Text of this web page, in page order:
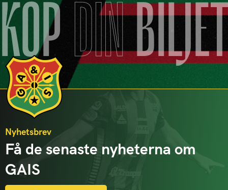
KÖPDIN
Nyhetsbrev
Få de senaste nyheterna om
GAIS